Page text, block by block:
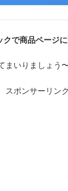
クで商品ページ
まいりましょう〜
スポンサーリンク